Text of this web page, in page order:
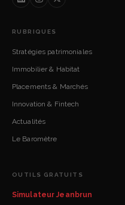
RUBRIQUES
Stratégies patrimoniales
Immobilier & Habitat
Placements & Marchés
Innovation & Fintech
Actualités
Le Baromètre
OUTILS GRATUITS
Simulateur Jeanbrun